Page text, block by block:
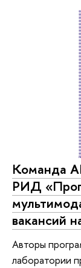
Команда
РИД
вакансий
Авторы
лаборатории